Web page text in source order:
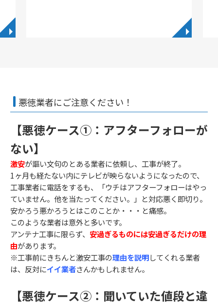
◥ ◥
悪徳業者にご注意ください！
【悪徳ケース①：アフターフォローが
ない】
激安が謳い文句のとある業者に依頼し、工事が終了。
1ヶ月も経たない内にテレビが映らないようになったので、
工事業者に電話をするも、「ウチはアフターフォローはやっ
ていません。他を当たってください。」と対応悪く即切り。
安かろう悪かろうとはこのことか・・・と痛感。
このような業者は意外と多いです。
アンテナ工事に限らず、 安過ぎるものには安過ぎるだけの理
由があります。
※工事前にきちんと激安工事の理由を説明してくれる業者
は、反対にイイ業者さんかもしれません。
【悪徳ケース②：聞いていた値段と違